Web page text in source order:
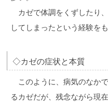
カゼで体調をくずしたり
してしまったという経験を
◇カゼの症状と本質
このように、病気のなか
るカゼだが、残念ながら現